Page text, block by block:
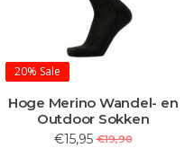
20% Sale
Hoge Merino Wandel- en
Outdoor Sokken
€15,95 €19,90